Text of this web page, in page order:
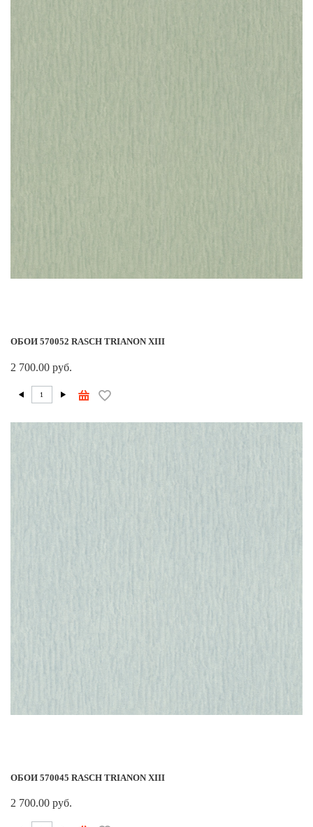
ОБОИ 570052 RASCH TRIANON XIII
2 700.00 руб.
ОБОИ 570045 RASCH TRIANON XIII
2 700.00 руб.